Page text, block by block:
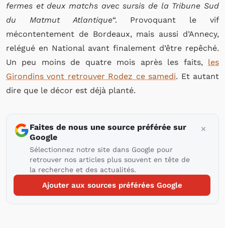
fermes et deux matchs avec sursis de la Tribune Sud
du Matmut Atlantique“. Provoquant le vif
mécontentement de Bordeaux, mais aussi d’Annecy,
relégué en National avant finalement d’être repêché.
Un peu moins de quatre mois après les faits, les
Girondins vont retrouver Rodez ce samedi. Et autant
dire que le décor est déjà planté.
Faites de nous une source préférée sur
Google
Sélectionnez notre site dans Google pour
retrouver nos articles plus souvent en tête de
la recherche et des actualités.
Ajouter aux sources préférées Google